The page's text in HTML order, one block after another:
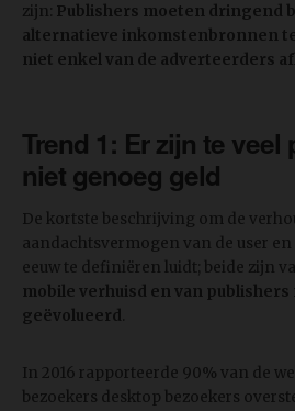
zijn: Publishers moeten dringend
alternatieve inkomstenbronnen
niet enkel van de adverteerders
Trend 1: Er zijn te
niet genoeg geld
De kortste beschrijving om de
aandachtsvermogen van de user
eeuw te definiëren luidt; beide zijn
mobile verhuisd en van
geëvolueerd
In 2016 rapporteerde 90% van de
bezoekers desktop bezoekers